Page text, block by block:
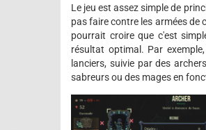
Le jeu est assez simple de
pas faire contre les armées de
pourrait croire que c'est
résultat optimal. Par
lanciers, suivie par des
sabreurs ou des mages en